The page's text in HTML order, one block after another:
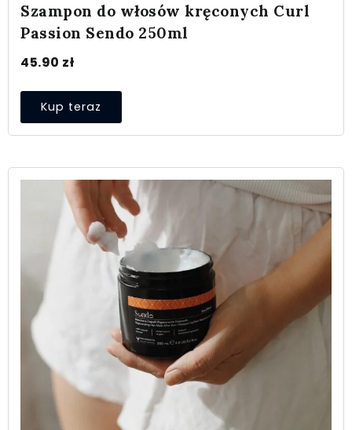
Szampon do włosów kręconych Curl
Passion Sendo 250ml
45.90 zł
Kup teraz